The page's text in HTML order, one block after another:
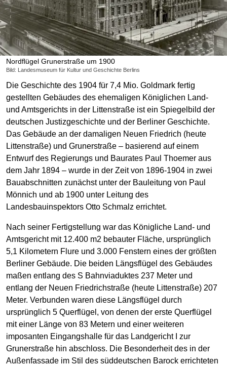
Nordflügel Grunerstraße um 1900
Bild: Landesmuseum für Kultur und Geschichte Berlins
Die Geschichte des 1904 für 7,4 Mio. Goldmark fertig
gestellten Gebäudes des ehemaligen Königlichen Land-
und Amtsgerichts in der Littenstraße ist ein Spiegelbild der
deutschen Justizgeschichte und der Berliner Geschichte.
Das Gebäude an der damaligen Neuen Friedrich (heute
Littenstraße) und Grunerstraße – basierend auf einem
Entwurf des Regierungs und Baurates Paul Thoemer aus
dem Jahr 1894 – wurde in der Zeit von 1896-1904 in zwei
Bauabschnitten zunächst unter der Bauleitung von Paul
Mönnich und ab 1900 unter Leitung des
Landesbauinspektors Otto Schmalz errichtet.
Nach seiner Fertigstellung war das Königliche Land- und
Amtsgericht mit 12.400 m2 bebauter Fläche, ursprünglich
5,1 Kilometern Flure und 3.000 Fenstern eines der größten
Berliner Gebäude. Die beiden Längsflügel des Gebäudes
maßen entlang des S Bahnviaduktes 237 Meter und
entlang der Neuen Friedrichstraße (heute Littenstraße) 207
Meter. Verbunden waren diese Längsflügel durch
ursprünglich 5 Querflügel, von denen der erste Querflügel
mit einer Länge von 83 Metern und einer weiteren
imposanten Eingangshalle für das Landgericht I zur
Grunerstraße hin abschloss. Die Besonderheit des in der
Außenfassade im Stil des süddeutschen Barock errichteten